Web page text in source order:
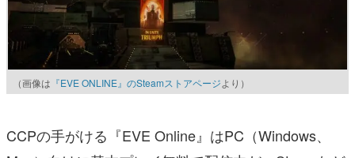
（画像は 『EVE ONLINE』のSteamストアページより）
CCPの手がける『EVE Online』はPC（Windows、